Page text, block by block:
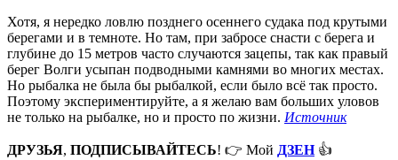
Хотя, я нередко ловлю позднего осеннего судака под крутыми
берегами и в темноте. Но там, при забросе снасти с берега и
глубине до 15 метров часто случаются зацепы, так как правый
берег Волги усыпан подводными камнями во многих местах.
Но рыбалка не была бы рыбалкой, если было всё так просто.
Поэтому экспериментируйте, а я желаю вам больших уловов
не только на рыбалке, но и просто по жизни. Источник
ДРУЗЬЯ, ПОДПИСЫВАЙТЕСЬ! 👉 Мой ДЗЕН👍